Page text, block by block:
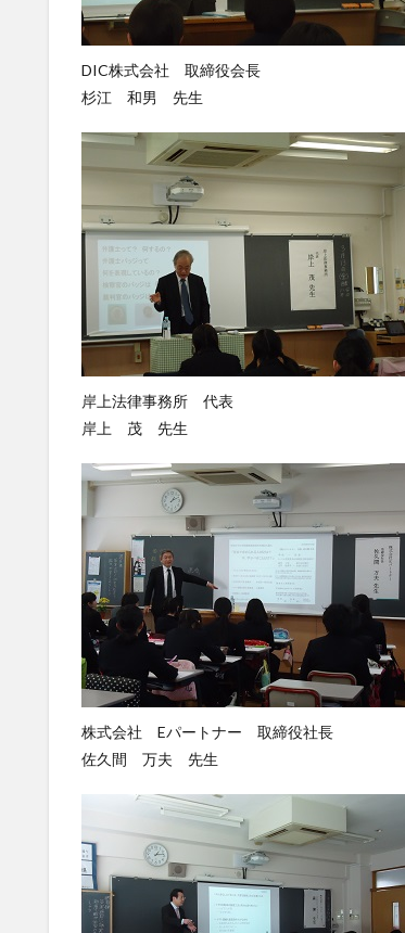
DIC株式会社 取締役会長
杉江 和男 先生
岸上法律事務所 代表
岸上 茂 先生
株式会社 Eパートナー 取締役社長
佐久間 万夫 先生